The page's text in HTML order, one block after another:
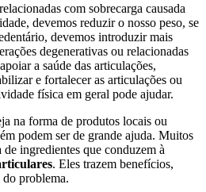
com sobrecarga causada
devemos reduzir o nosso peso, se
devemos introduzir mais
degenerativas ou relacionadas
a saúde das articulações,
e fortalecer as articulações ou
física em geral pode ajudar.
na forma de produtos locais ou
podem ser de grande ajuda. Muitos
ingredientes que conduzem à
. Eles trazem benefícios,
do problema.